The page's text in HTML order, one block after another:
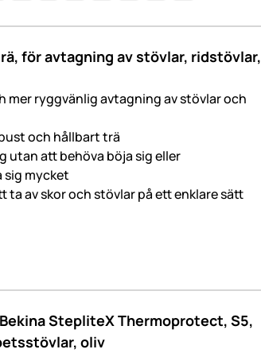
för avtagning av stövlar, ridstövlar,
mer ryggvänlig avtagning av stövlar och
och hållbart trä
utan att behöva böja sig eller
mycket
ta av skor och stövlar på ett enklare sätt
StepliteX Thermoprotect, S5,
oliv